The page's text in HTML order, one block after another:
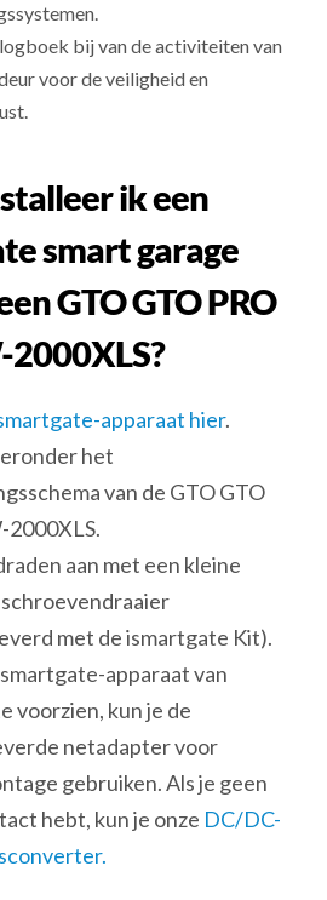
bij van de activiteiten van
voor de veiligheid en
ik een
smart garage
GTO GTO PRO
2000XLS?
apparaat hier.
het
van de GTO GTO
2000XLS.
aan met een kleine
met de ismartgate Kit).
apparaat van
voorzien, kun je de
netadapter voor
gebruiken. Als je geen
hebt, kun je onze DC/DC-